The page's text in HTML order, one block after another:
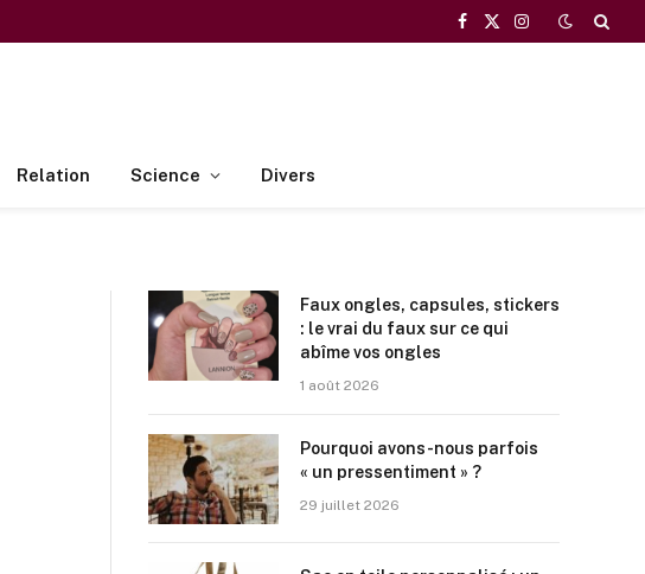
Facebook
X
Instagram
Relation Science Divers
Faux ongles, capsules, stickers
: le vrai du faux sur ce qui
abîme vos ongles
1 août 2026
Pourquoi avons-nous parfois
« un pressentiment » ?
29 juillet 2026